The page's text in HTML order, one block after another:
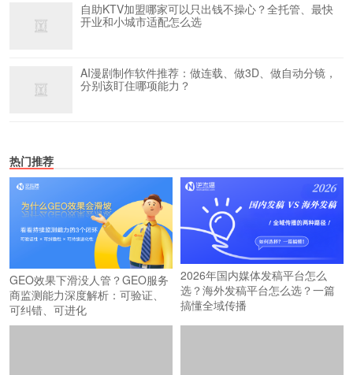
自助KTV加盟哪家可以只出钱不操心？全托管、最快
开业和小城市适配怎么选
AI漫剧制作软件推荐：做连载、做3D、做自动分镜，
分别该盯住哪项能力？
热门推荐
GEO效果下滑没人管？GEO服务
商监测能力深度解析：可验证、
可纠错、可进化
2026年国内媒体发稿平台怎么
选？海外发稿平台怎么选？一篇
搞懂全域传播